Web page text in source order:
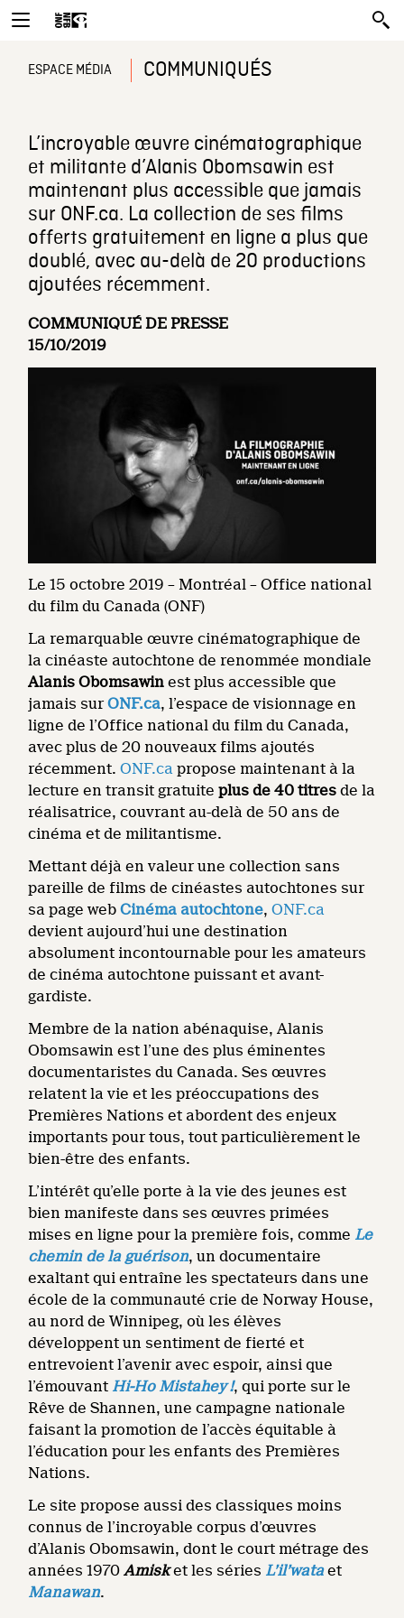
ESPACE MÉDIA COMMUNIQUÉS
L’incroyable œuvre cinématographique
et militante d’Alanis Obomsawin est
maintenant plus accessible que jamais
sur ONF.ca. La collection de ses films
offerts gratuitement en ligne a plus que
doublé, avec au-delà de 20 productions
ajoutées récemment.
COMMUNIQUÉ DE PRESSE
15/10/2019
Le 15 octobre 2019 – Montréal – Office national
du film du Canada (ONF)
La remarquable œuvre cinématographique de
la cinéaste autochtone de renommée mondiale
Alanis Obomsawin est plus accessible que
jamais surONF.ca, l’espace de visionnage en
ligne de l’Office national du film du Canada,
avec plus de 20 nouveaux films ajoutés
récemment.ONF.ca propose maintenant à la
lecture en transit gratuiteplus de 40 titresde la
réalisatrice, couvrant au-delà de 50 ans de
cinéma et de militantisme.
Mettant déjà en valeur une collection sans
pareille de films de cinéastes autochtones sur
sa page webCinéma autochtone,ONF.ca
devient aujourd’hui une destination
absolument incontournable pour les amateurs
de cinéma autochtone puissant et avant-
gardiste.
Membre de la nation abénaquise, Alanis
Obomsawin est l’une des plus éminentes
documentaristes du Canada. Ses œuvres
relatent la vie et les préoccupations des
Premières Nations et abordent des enjeux
importants pour tous, tout particulièrement le
bien-être des enfants.
L’intérêt qu’elle porte à la vie des jeunes est
bien manifeste dans ses œuvres primées
mises en ligne pour la première fois, comme Le
chemin de la guérison, un documentaire
exaltant qui entraîne les spectateurs dans une
école de la communauté crie de Norway House,
au nord de Winnipeg, où les élèves
développent un sentiment de fierté et
entrevoient l’avenir avec espoir, ainsi que
l’émouvant Hi-Ho Mistahey !, qui porte sur le
Rêve de Shannen, une campagne nationale
faisant la promotion de l’accès équitable à
l’éducation pour les enfants des Premières
Nations.
Le site propose aussi des classiques moins
connus de l’incroyable corpus d’œuvres
d’Alanis Obomsawin, dont le court métrage des
années 1970Amisket les séries L’il’wataet
Manawan.